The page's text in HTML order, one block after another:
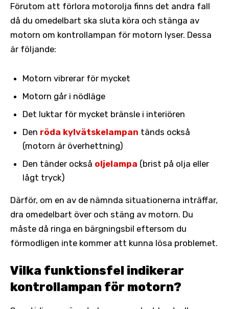
Förutom att förlora motorolja finns det andra fall
då du omedelbart ska sluta köra och stänga av
motorn om kontrollampan för motorn lyser. Dessa
är följande:
Motorn vibrerar för mycket
Motorn går i nödläge
Det luktar för mycket bränsle i interiören
Den röda kylvätskelampan tänds också
(motorn är överhettning)
Den tänder också oljelampa (brist på olja eller
lågt tryck)
Därför, om en av de nämnda situationerna inträffar,
dra omedelbart över och stäng av motorn. Du
måste då ringa en bärgningsbil eftersom du
förmodligen inte kommer att kunna lösa problemet.
Vilka funktionsfel indikerar
kontrollampan för motorn?